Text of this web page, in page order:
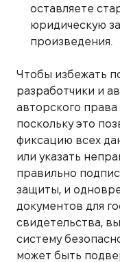
оставляете
юридическую
произведения.
Чтобы избежать
разработчики и
авторского
поскольку это
фиксацию всех
или указать
правильно
защиты, и
документов для
свидетельства,
систему
может быть